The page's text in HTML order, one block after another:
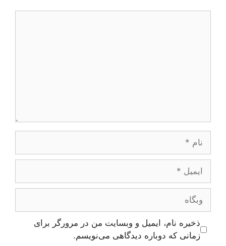
ایمیل
وبگاه
ذخیره نام، ایمیل و وبسایت من در مرورگر برای
زمانی که دوباره دیدگاهی می‌نویسم.